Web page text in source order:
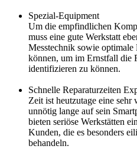
Spezial-Equipment
Um die empfindlichen
muss eine gute Werkstatt
Messtechnik sowie
können, um im Ernstfall die
identifizieren zu können.
Schnelle Reparaturzeiten
Zeit ist heutzutage eine
unnötig lange auf sein
bieten seriöse Werkstätten
Kunden, die es besonders
behandeln.